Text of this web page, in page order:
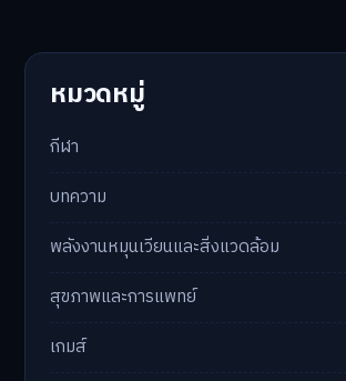
หมวดหมู่
กีฬา
บทความ
พลังงานหมุนเวียนและสิ่งแวดล้อม
สุขภาพและการแพทย์
เกมส์